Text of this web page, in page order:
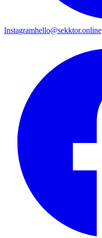
Instagramhello@sekktor.online